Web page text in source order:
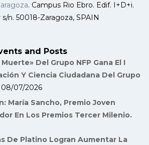
. Campus Rio Ebro. Edif. I+D+i.
n. 50018-Zaragoza, SPAIN
and Posts
Del Grupo NFP Gana El I
Y Ciencia Ciudadana Del Grupo
08/07/2026
María Sancho, Premio Joven
En Los Premios Tercer Milenio.
De Platino Logran Aumentar La